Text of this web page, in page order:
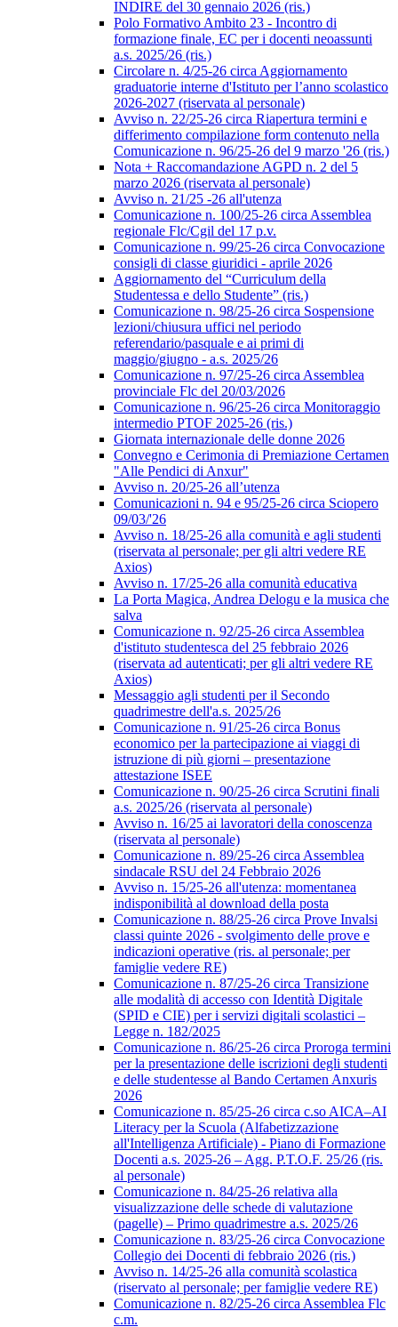
INDIRE del 30 gennaio 2026 (ris.)
Polo Formativo Ambito 23 - Incontro di
formazione finale, EC per i docenti neoassunti
a.s. 2025/26 (ris.)
Circolare n. 4/25-26 circa Aggiornamento
graduatorie interne d'Istituto per l’anno scolastico
2026-2027 (riservata al personale)
Avviso n. 22/25-26 circa Riapertura termini e
differimento compilazione form contenuto nella
Comunicazione n. 96/25-26 del 9 marzo '26 (ris.)
Nota + Raccomandazione AGPD n. 2 del 5
marzo 2026 (riservata al personale)
Avviso n. 21/25 -26 all'utenza
Comunicazione n. 100/25-26 circa Assemblea
regionale Flc/Cgil del 17 p.v.
Comunicazione n. 99/25-26 circa Convocazione
consigli di classe giuridici - aprile 2026
Aggiornamento del “Curriculum della
Studentessa e dello Studente” (ris.)
Comunicazione n. 98/25-26 circa Sospensione
lezioni/chiusura uffici nel periodo
referendario/pasquale e ai primi di
maggio/giugno - a.s. 2025/26
Comunicazione n. 97/25-26 circa Assemblea
provinciale Flc del 20/03/2026
Comunicazione n. 96/25-26 circa Monitoraggio
intermedio PTOF 2025-26 (ris.)
Giornata internazionale delle donne 2026
Convegno e Cerimonia di Premiazione Certamen
"Alle Pendici di Anxur"
Avviso n. 20/25-26 all’utenza
Comunicazioni n. 94 e 95/25-26 circa Sciopero
09/03/'26
Avviso n. 18/25-26 alla comunità e agli studenti
(riservata al personale; per gli altri vedere RE
Axios)
Avviso n. 17/25-26 alla comunità educativa
La Porta Magica, Andrea Delogu e la musica che
salva
Comunicazione n. 92/25-26 circa Assemblea
d'istituto studentesca del 25 febbraio 2026
(riservata ad autenticati; per gli altri vedere RE
Axios)
Messaggio agli studenti per il Secondo
quadrimestre dell'a.s. 2025/26
Comunicazione n. 91/25-26 circa Bonus
economico per la partecipazione ai viaggi di
istruzione di più giorni – presentazione
attestazione ISEE
Comunicazione n. 90/25-26 circa Scrutini finali
a.s. 2025/26 (riservata al personale)
Avviso n. 16/25 ai lavoratori della conoscenza
(riservata al personale)
Comunicazione n. 89/25-26 circa Assemblea
sindacale RSU del 24 Febbraio 2026
Avviso n. 15/25-26 all'utenza: momentanea
indisponibilità al download della posta
Comunicazione n. 88/25-26 circa Prove Invalsi
classi quinte 2026 - svolgimento delle prove e
indicazioni operative (ris. al personale; per
famiglie vedere RE)
Comunicazione n. 87/25-26 circa Transizione
alle modalità di accesso con Identità Digitale
(SPID e CIE) per i servizi digitali scolastici –
Legge n. 182/2025
Comunicazione n. 86/25-26 circa Proroga termini
per la presentazione delle iscrizioni degli studenti
e delle studentesse al Bando Certamen Anxuris
2026
Comunicazione n. 85/25-26 circa c.so AICA–AI
Literacy per la Scuola (Alfabetizzazione
all'Intelligenza Artificiale) - Piano di Formazione
Docenti a.s. 2025-26 – Agg. P.T.O.F. 25/26 (ris.
al personale)
Comunicazione n. 84/25-26 relativa alla
visualizzazione delle schede di valutazione
(pagelle) – Primo quadrimestre a.s. 2025/26
Comunicazione n. 83/25-26 circa Convocazione
Collegio dei Docenti di febbraio 2026 (ris.)
Avviso n. 14/25-26 alla comunità scolastica
(riservato al personale; per famiglie vedere RE)
Comunicazione n. 82/25-26 circa Assemblea Flc
c.m.